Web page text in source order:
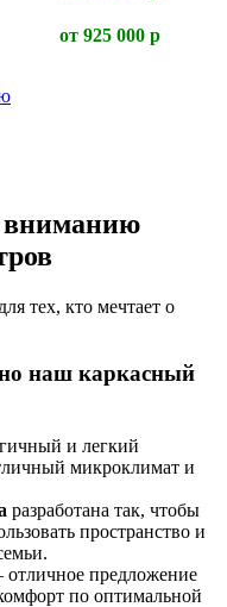
от 925 000 р
вниманию
тех, кто мечтает о
наш каркасный
и легкий
микроклимат и
разработана так, чтобы
пространство и
предложение
по оптимальной